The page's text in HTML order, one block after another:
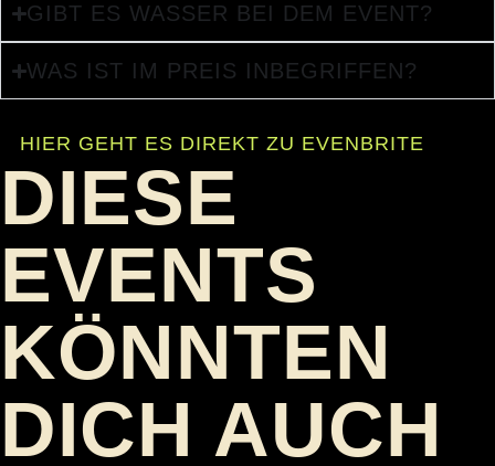
GIBT ES WASSER BEI DEM EVENT?
WAS IST IM PREIS INBEGRIFFEN?
HIER GEHT ES DIREKT ZU EVENBRITE
DIESE
EVENTS
KÖNNTEN
DICH AUCH